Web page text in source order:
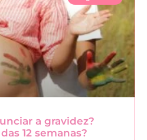
a gravidez?
12 semanas?